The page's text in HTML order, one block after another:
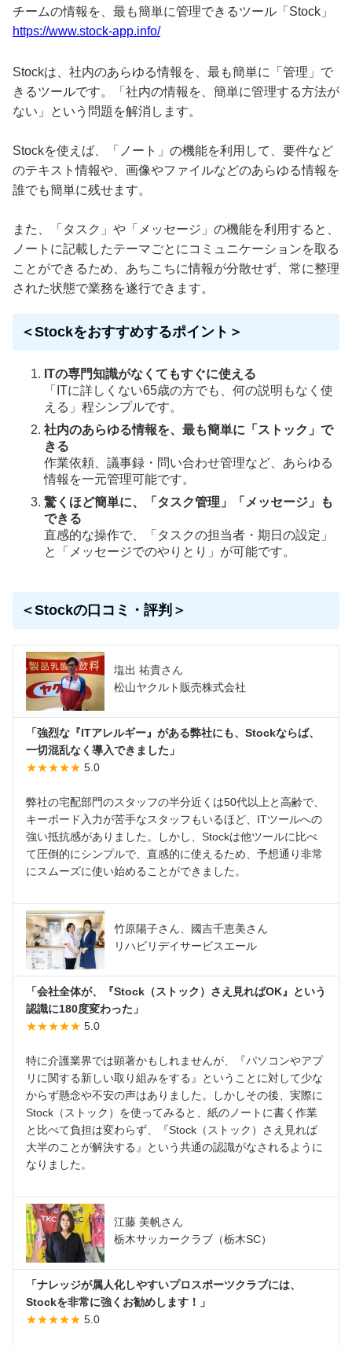
チームの情報を、最も簡単に管理できるツール「Stock」
https://www.stock-app.info/
Stockは、社内のあらゆる情報を、最も簡単に「管理」で
きるツールです。「社内の情報を、簡単に管理する方法が
ない」という問題を解消します。
Stockを使えば、「ノート」の機能を利用して、要件など
のテキスト情報や、画像やファイルなどのあらゆる情報を
誰でも簡単に残せます。
また、「タスク」や「メッセージ」の機能を利用すると、
ノートに記載したテーマごとにコミュニケーションを取る
ことができるため、あちこちに情報が分散せず、常に整理
された状態で業務を遂行できます。
＜Stockをおすすめするポイント＞
ITの専門知識がなくてもすぐに使える
「ITに詳しくない65歳の方でも、何の説明もなく使
える」程シンプルです。
社内のあらゆる情報を、最も簡単に「ストック」で
きる
作業依頼、議事録・問い合わせ管理など、あらゆる
情報を一元管理可能です。
驚くほど簡単に、「タスク管理」「メッセージ」も
できる
直感的な操作で、「タスクの担当者・期日の設定」
と「メッセージでのやりとり」が可能です。
＜Stockの口コミ・評判＞
塩出 祐貴さん
松山ヤクルト販売株式会社
「強烈な『ITアレルギー』がある弊社にも、Stockならば、
一切混乱なく導入できました」
★★★★★ 5.0
弊社の宅配部門のスタッフの半分近くは50代以上と高齢で、
キーボード入力が苦手なスタッフもいるほど、ITツールへの
強い抵抗感がありました。しかし、Stockは他ツールに比べ
て圧倒的にシンプルで、直感的に使えるため、予想通り非常
にスムーズに使い始めることができました。
竹原陽子さん、國吉千恵美さん
リハビリデイサービスエール
「会社全体が、『Stock（ストック）さえ見ればOK』という
認識に180度変わった」
★★★★★ 5.0
特に介護業界では顕著かもしれませんが、『パソコンやアプ
リに関する新しい取り組みをする』ということに対して少な
からず懸念や不安の声はありました。しかしその後、実際に
Stock（ストック）を使ってみると、紙のノートに書く作業
と比べて負担は変わらず、『Stock（ストック）さえ見れば
大半のことが解決する』という共通の認識がなされるように
なりました。
江藤 美帆さん
栃木サッカークラブ（栃木SC）
「ナレッジが属人化しやすいプロスポーツクラブには、
Stockを非常に強くお勧めします！」
★★★★★ 5.0